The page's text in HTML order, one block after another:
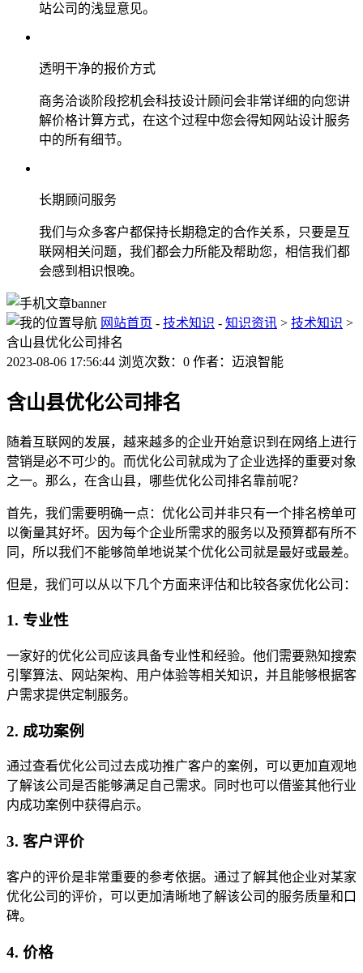
站公司的浅显意见。
透明干净的报价方式
商务洽谈阶段挖机会科技设计顾问会非常详细的向您讲
解价格计算方式，在这个过程中您会得知网站设计服务
中的所有细节。
长期顾问服务
我们与众多客户都保持长期稳定的合作关系，只要是互
联网相关问题，我们都会力所能及帮助您，相信我们都
会感到相识恨晚。
网站首页 - 技术知识 - 知识资讯 > 技术知识 >
含山县优化公司排名
2023-08-06 17:56:44 浏览次数：0 作者：迈浪智能
含山县优化公司排名
随着互联网的发展，越来越多的企业开始意识到在网络上进行
营销是必不可少的。而优化公司就成为了企业选择的重要对象
之一。那么，在含山县，哪些优化公司排名靠前呢？
首先，我们需要明确一点：优化公司并非只有一个排名榜单可
以衡量其好坏。因为每个企业所需求的服务以及预算都有所不
同，所以我们不能够简单地说某个优化公司就是最好或最差。
但是，我们可以从以下几个方面来评估和比较各家优化公司：
1. 专业性
一家好的优化公司应该具备专业性和经验。他们需要熟知搜索
引擎算法、网站架构、用户体验等相关知识，并且能够根据客
户需求提供定制服务。
2. 成功案例
通过查看优化公司过去成功推广客户的案例，可以更加直观地
了解该公司是否能够满足自己需求。同时也可以借鉴其他行业
内成功案例中获得启示。
3. 客户评价
客户的评价是非常重要的参考依据。通过了解其他企业对某家
优化公司的评价，可以更加清晰地了解该公司的服务质量和口
碑。
4. 价格